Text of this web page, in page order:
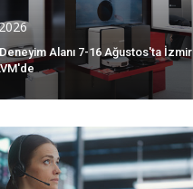
Alanı 7-16 Ağustos'ta İzmir